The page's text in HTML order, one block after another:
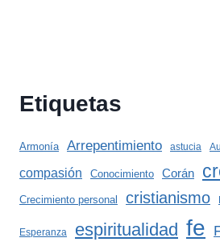
Etiquetas
Armonía Arrepentimiento astucia
compasión Conocimiento Corán
Crecimiento personal cristianismo
Esperanza espiritualidad fe